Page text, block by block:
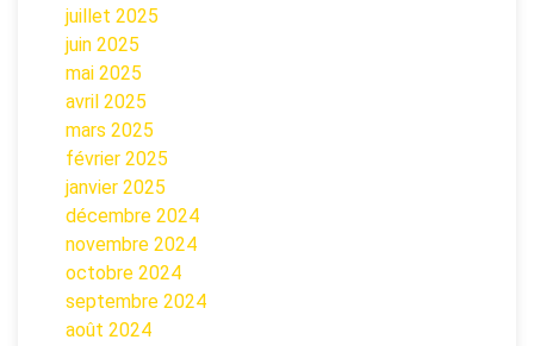
juillet 2025
juin 2025
mai 2025
avril 2025
mars 2025
février 2025
janvier 2025
décembre 2024
novembre 2024
octobre 2024
septembre 2024
août 2024